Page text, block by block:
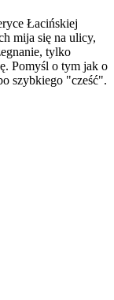
Łacińskiej
mija się na ulicy,
tylko
Pomyśl o tym jak o
szybkiego "cześć".